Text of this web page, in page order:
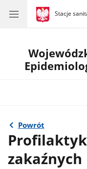
gov.pl
Stacje
gov.pl
Stacje
Powrót
zakaźnych